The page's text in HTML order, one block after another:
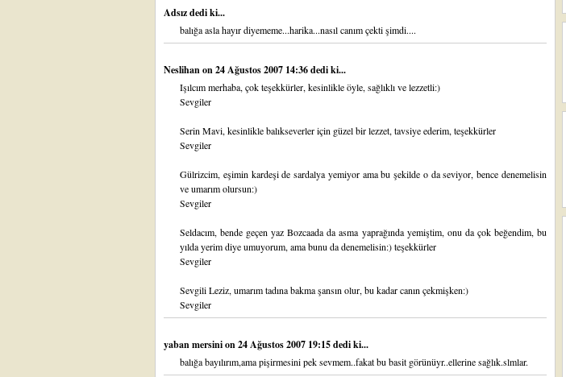
Adsız dedi ki...
balığa asla hayır diyememe...harika...nasıl canım çekti şimdi....
Neslihanon 24 Ağustos 2007 14:36 dedi ki...
Işılcım merhaba, çok teşekkürler, kesinlikle öyle, sağlıklı ve lezzetli:)
Sevgiler
Serin Mavi, kesinlikle balıkseverler için güzel bir lezzet, tavsiye ederim, teşekkürler
Sevgiler
Gülrizcim, eşimin kardeşi de sardalya yemiyor ama bu şekilde o da seviyor, bence denemelisin
ve umarım olursun:)
Sevgiler
Seldacım, bende geçen yaz Bozcaada da asma yaprağında yemiştim, onu da çok beğendim, bu
yılda yerim diye umuyorum, ama bunu da denemelisin:) teşekkürler
Sevgiler
Sevgili Leziz, umarım tadına bakma şansın olur, bu kadar canın çekmişken:)
Sevgiler
yaban mersinion 24 Ağustos 2007 19:15 dedi ki...
balığa bayılırım,ama pişirmesini pek sevmem..fakat bu basit görünüyr..ellerine sağlık.slmlar.